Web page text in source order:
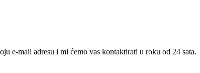
e-mail adresu i mi ćemo vas kontaktirati u roku od 24 sata.